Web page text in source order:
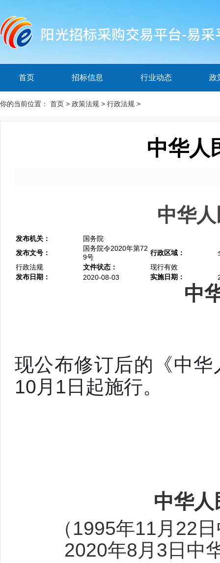
首页 招标信息 行业动态 政
你的当前位置： 首页 > 政策法规 > 行政法规 >
中华人
中华
发布机关：
国务院
发布文号：
国务院令2020年第72
9号
行政区域：
行政法规
文件状态：
现行有效
发布日期：
2020-08-03 实施日期：
中
现公布修订后的《中
10月1日起施行。
中华
（1995年11月22
2020年8月3日中